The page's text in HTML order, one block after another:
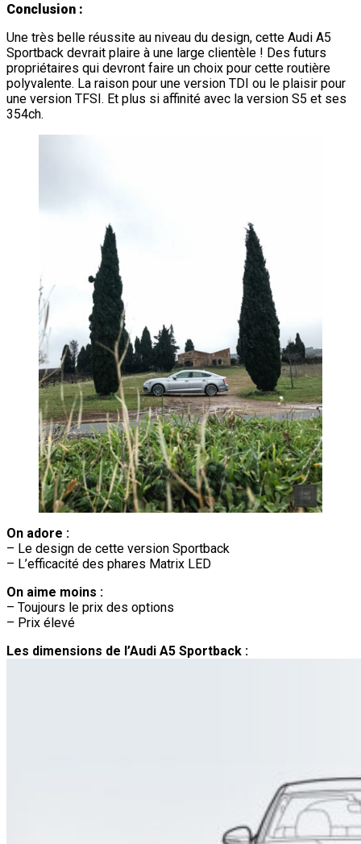
Conclusion :
Une très belle réussite au niveau du design, cette Audi A5
Sportback devrait plaire à une large clientèle ! Des futurs
propriétaires qui devront faire un choix pour cette routière
polyvalente. La raison pour une version TDI ou le plaisir pour
une version TFSI. Et plus si affinité avec la version S5 et ses
354ch.
On adore :
– Le design de cette version Sportback
– L’efficacité des phares Matrix LED
On aime moins :
– Toujours le prix des options
– Prix élevé
Les dimensions de l’Audi A5 Sportback :